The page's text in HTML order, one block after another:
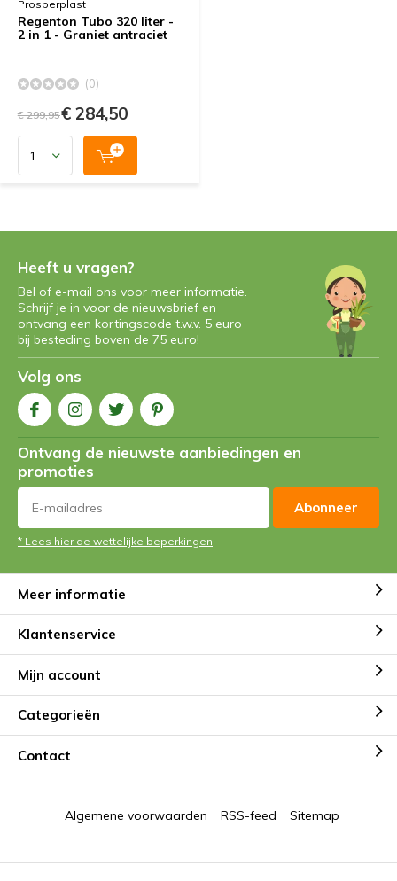
Prosperplast
Regenton Tubo 320 liter -
2 in 1 - Graniet antraciet
(0)
€ 299,95€ 284,50
Heeft u vragen?
Bel of e-mail ons voor meer informatie.
Schrijf je in voor de nieuwsbrief en
ontvang een kortingscode t.w.v. 5 euro
bij besteding boven de 75 euro!
Volg ons
Ontvang de nieuwste aanbiedingen en
promoties
Abonneer
* Lees hier de wettelijke beperkingen
Meer informatie
Klantenservice
Mijn account
Categorieën
Contact
Algemene voorwaarden RSS-feed Sitemap